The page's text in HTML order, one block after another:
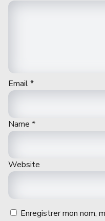
Email*
Name *
Website
Enregistrer mon nom,